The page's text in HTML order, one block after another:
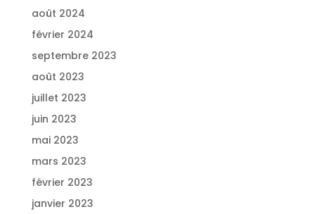
août 2024
février 2024
septembre 2023
août 2023
juillet 2023
juin 2023
mai 2023
mars 2023
février 2023
janvier 2023